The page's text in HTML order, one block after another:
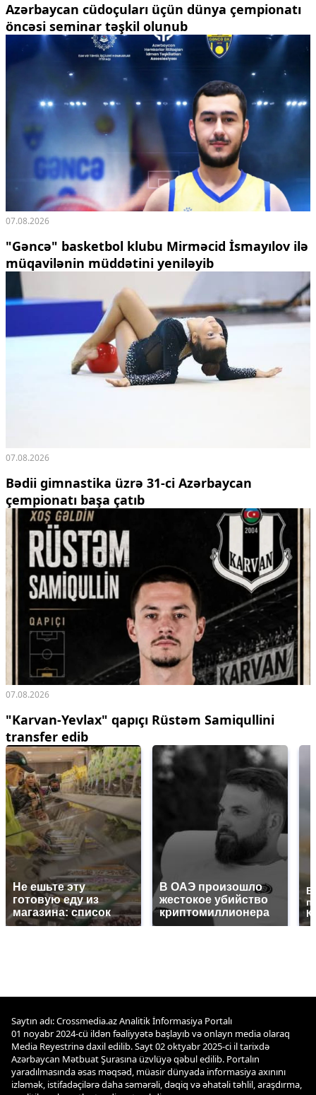
Azərbaycan cüdoçuları üçün dünya çempionatı
öncəsi seminar təşkil olunub
07.08.2026
"Gəncə" basketbol klubu Mirməcid İsmayılov ilə
müqavilənin müddətini yeniləyib
07.08.2026
Bədii gimnastika üzrə 31-ci Azərbaycan
çempionatı başa çatıb
07.08.2026
"Karvan-Yevlax" qapıçı Rüstəm Samiqullini
transfer edib
Не ешьте эту
готовую еду из
магазина: список
В ОАЭ произошло
жестокое убийство
криптомиллионера
Saytın adı: Crossmedia.az Analitik İnformasiya Portalı
01 noyabr 2024-cü ildən fəaliyyətə başlayıb və onlayn media olaraq
Media Reyestrinə daxil edilib. Sayt 02 oktyabr 2025-ci il tarixdə
Azərbaycan Mətbuat Şurasına üzvlüyə qəbul edilib. Portalın
yaradılmasında əsas məqsəd, müasir dünyada informasiya axınını
izləmək, istifadəçilərə daha səmərəli, dəqiq və əhatəli təhlil, araşdırma,